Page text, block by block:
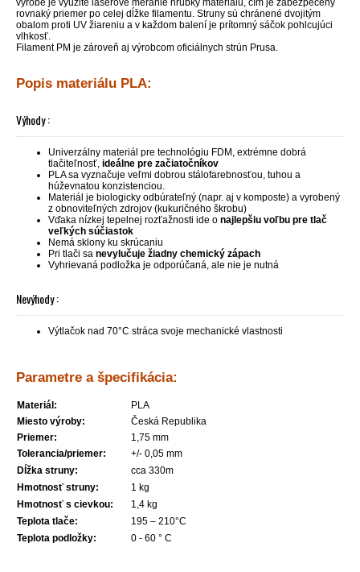
výrobe je využité laserové meranie hrúbky materiálu, čím je zabezpečený
rovnaký priemer po celej dĺžke filamentu. Struny sú chránené dvojitým
obalom proti UV žiareniu a v každom balení je prítomný sáčok pohlcujúci
vlhkosť.
Filament PM je zároveň aj výrobcom oficiálnych strún Prusa.
Popis materiálu PLA:
Výhody :
Univerzálny materiál pre technológiu FDM, extrémne dobrá
tlačiteľnosť, ideálne pre začiatočníkov
PLA sa vyznačuje veľmi dobrou stálofarebnosťou, tuhou a
húževnatou konzistenciou.
Materiál je biologicky odbúrateľný (napr. aj v komposte) a vyrobený
z obnoviteľných zdrojov (kukuričného škrobu)
Vďaka nízkej tepelnej rozťažnosti ide o najlepšiu voľbu pre tlač
veľkých súčiastok
Nemá sklony ku skrúcaniu
Pri tlači sa nevylučuje žiadny chemický zápach
Vyhrievaná podložka je odporúčaná, ale nie je nutná
Nevýhody :
Výtlačok nad 70°C stráca svoje mechanické vlastnosti
Parametre a špecifikácia:
Materiál:
PLA
Miesto výroby:
Česká Republika
Priemer:
1,75 mm
Tolerancia/priemer:
+/- 0,05 mm
Dĺžka struny:
cca 330m
Hmotnosť struny:
1 kg
Hmotnosť s cievkou:
1,4 kg
Teplota tlače:
195 – 210°C
Teplota podložky:
0 - 60 ° C